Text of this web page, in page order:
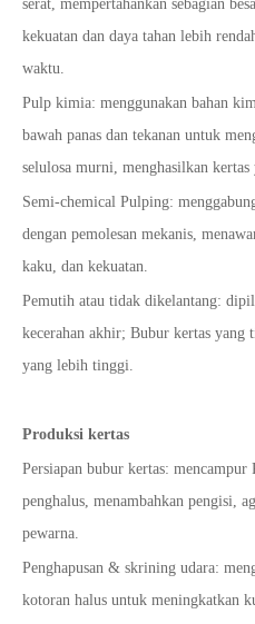
serat, mempertahankan sebagian
kekuatan dan daya tahan lebih
waktu.
Pulp kimia: menggunakan bahan
bawah panas dan tekanan untuk
selulosa murni, menghasilkan
Semi-chemical Pulping:
dengan pemolesan mekanis,
kaku, dan kekuatan.
Pemutih atau tidak dikelantang:
kecerahan akhir; Bubur kertas yang
yang lebih tinggi.
Produksi kertas
Persiapan bubur kertas:
penghalus, menambahkan pengisi,
pewarna.
Penghapusan & skrining udara:
kotoran halus untuk meningkatkan